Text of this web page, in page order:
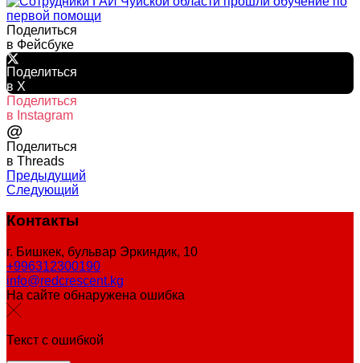
Поделиться
в Фейсбуке
Поделиться
в X
Поделиться
в Instagram
@
Поделиться
в Threads
Предыдущий
Следующий
Контакты
г. Бишкек, бульвар Эркиндик, 10
+996312300190
info@redcrescent.kg
На сайте обнаружена ошибка
Текст с ошибкой